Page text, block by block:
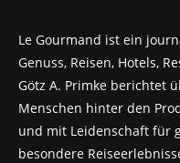
Le Gourmand ist ein
Genuss, Reisen, Hotels,
Götz A. Primke berichtet
Menschen hinter den
und mit Leidenschaft für
besondere